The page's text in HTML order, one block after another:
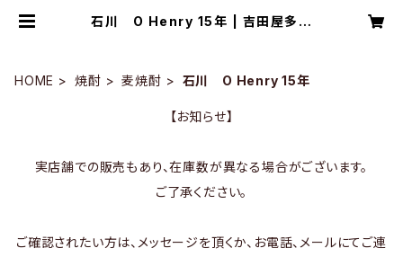
石川 O Henry 15年 | 吉田屋多治
HOME 焼酎 麦焼酎 石川 O Henry 15年
【お知らせ】
実店舗での販売もあり、在庫数が異なる場合がございます。
ご了承ください。
ご確認されたい方は、メッセージを頂くか、お電話、メールにてご連